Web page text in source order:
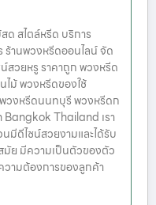
สไตล์หรีด บริการ
านพวงหรีดออนไลน์ จัด
สวยหรู ราคาถูก พวงหรีด
ม้ พวงหรีดของใช้
วงหรีดนนทบุรี พวงหรีดก
Thailand เรา
มีดีไซน์สวยงามและได้รับ
ย มีความเป็นตัวของตัว
วามต้องการของลูกค้า